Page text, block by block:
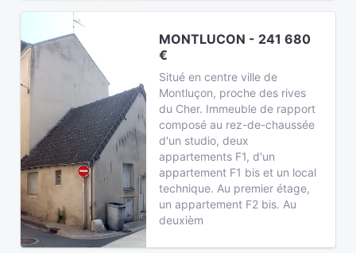
MONTLUCON - 241 680
€
Situé en centre ville de
Montluçon, proche des rives
du Cher. Immeuble de rapport
composé au rez-de-chaussée
d'un studio, deux
appartements F1, d'un
appartement F1 bis et un local
technique. Au premier étage,
un appartement F2 bis. Au
deuxièm